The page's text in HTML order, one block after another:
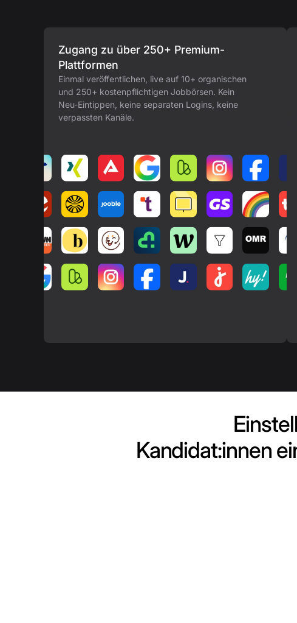
Zugang zu über 250+ Premium-
Plattformen
Einmal veröffentlichen, live auf 10+ organischen
und 250+ kostenpflichtigen Jobbörsen. Kein
Neu-Eintippen, keine separaten Logins, keine
verpassten Kanäle.
Kandidat:innen